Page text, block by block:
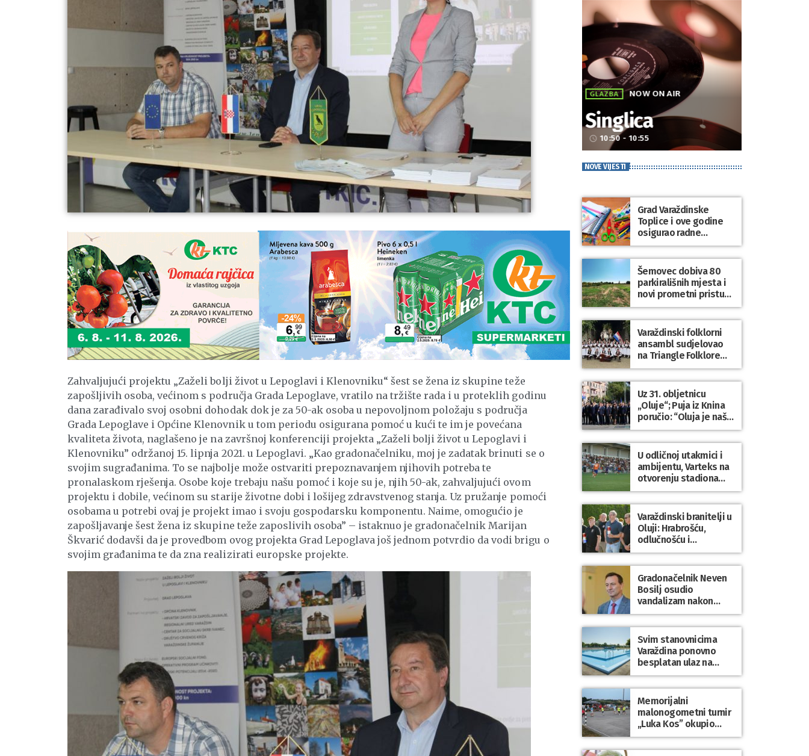
Zahvaljujući projektu „Zaželi bolji život u Lepoglavi i Klenovniku“ šest se žena iz skupine teže
zapošljivih osoba, većinom s područja Grada Lepoglave, vratilo na tržište rada i u proteklih godinu
dana zarađivalo svoj osobni dohodak dok je za 50-ak osoba u nepovoljnom položaju s područja
Grada Lepoglave i Općine Klenovnik u tom periodu osigurana pomoć u kući te im je povećana
kvaliteta života, naglašeno je na završnoj konferenciji projekta „Zaželi bolji život u Lepoglavi i
Klenovniku” održanoj 15. lipnja 2021. u Lepoglavi. „Kao gradonačelniku, moj je zadatak brinuti se o
svojim sugrađanima. To se najbolje može ostvariti prepoznavanjem njihovih potreba te
pronalaskom rješenja. Osobe koje trebaju našu pomoć i koje su je, njih 50-ak, zahvaljujući ovom
projektu i dobile, većinom su starije životne dobi i lošijeg zdravstvenog stanja. Uz pružanje pomoći
osobama u potrebi ovaj je projekt imao i svoju gospodarsku komponentu. Naime, omogućio je
zapošljavanje šest žena iz skupine teže zaposlivih osoba” – istaknuo je gradonačelnik Marijan
Škvarić dodavši da je provedbom ovog projekta Grad Lepoglava još jednom potvrdio da vodi brigu o
svojim građanima te da zna realizirati europske projekte.
GLAZBA NOW ON AIR
Singlica
access_time 10:50 - 10:55
NOVE VIJESTI
Grad Varaždinske
Toplice i ove godine
osigurao radne
bilježnice i dodatni
obrazovni materijal za
sve osnovnoškolce
Šemovec dobiva 80
parkirališnih mjesta i
novi prometni pristup
groblju
Varaždinski folklorni
ansambl sudjelovao
na Triangle Folklore
Festivalu u Danskoj
Uz 31. obljetnicu
„Oluje“; Puja iz Knina
poručio: “Oluja je naša
najveća pobjeda,
simbol slobode i
zajedništva!”
U odličnoj utakmici i
ambijentu, Varteks na
otvorenju stadiona
odigrao 1:1 s
Mariborom
Varaždinski branitelji u
Oluji: Hrabrošću,
odlučnošću i
zajedništvom do
slobodne Hrvatske!
Gradonačelnik Neven
Bosilj osudio
vandalizam nakon
utakmice NK Varaždin
– HNK Hajduk Split
Svim stanovnicima
Varaždina ponovno
besplatan ulaz na
Gradske bazene i
Gradsko kupalište na
Dravi
Memorijalni
malonogometni turnir
„Luka Kos” okupio
brojne ekipe i
posjetitelje u Sudovcu